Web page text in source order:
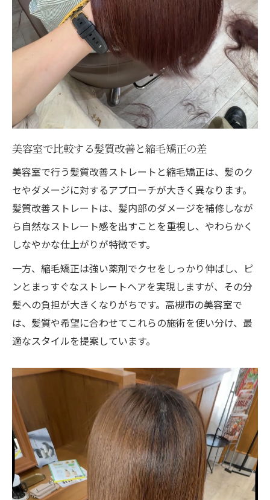
美容室で比較する髪質改善と縮毛矯正の差
美容室で行う髪質改善ストレートと縮毛矯正は、髪のク
セやダメージに対するアプローチが大きく異なります。
髪質改善ストレートは、髪内部のダメージを補修しなが
ら自然なストレート感を出すことを重視し、やわらかく
しなやかな仕上がりが特徴です。
一方、縮毛矯正は強い薬剤でクセをしっかり伸ばし、ピ
ンとまっすぐなストレートヘアを実現しますが、その分
髪への負担が大きくなりがちです。高槻市の美容室で
は、髪質や希望に合わせてこれらの施術を使い分け、最
適なスタイルを提案しています。